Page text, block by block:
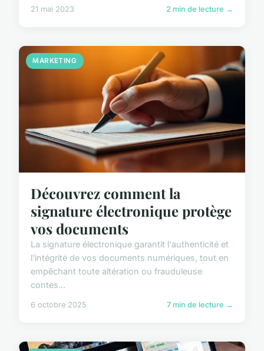
21 mai 2023 2 min de lecture →
MARKETING
Découvrez comment la
signature électronique protège
vos documents
La signature électronique garantit l'authenticité et
l'intégrité de vos documents numériques, tout en
empêchant toute altération ou frauduleuse
contes...
6 octobre 2025 7 min de lecture →